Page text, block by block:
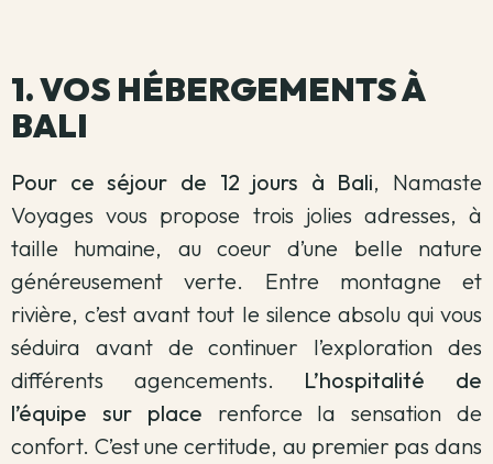
1. VOS HÉBERGEMENTS À
BALI
Pour ce séjour de 12 jours à Bali, Namaste
Voyages vous propose trois jolies adresses, à
taille humaine, au coeur d’une belle nature
généreusement verte. Entre montagne et
rivière, c’est avant tout le silence absolu qui vous
séduira avant de continuer l’exploration des
différents agencements. L’hospitalité de
l’équipe sur place renforce la sensation de
confort. C’est une certitude, au premier pas dans